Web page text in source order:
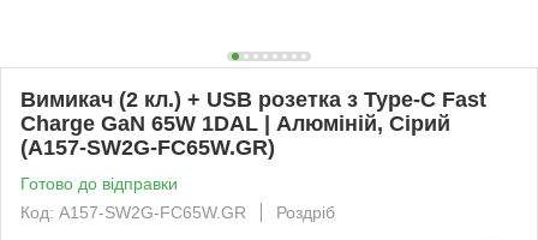
Вимикач (2 кл.) + USB розетка з Type-C Fast
Charge GaN 65W 1DAL | Алюміній, Сірий
(A157-SW2G-FC65W.GR)
Готово до відправки
Код: A157-SW2G-FC65W.GR
Роздріб